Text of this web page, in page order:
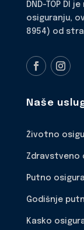
DND-TOP DI
osiguranju,
8954) od
Naše
Životno
Zdravstveno
Putno
Godišnje
Kasko